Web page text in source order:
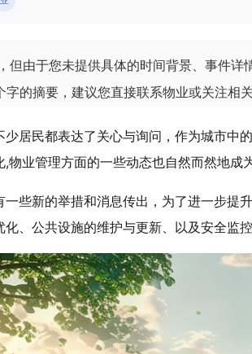
但由于您未提供具体的时间背景、事件
的摘要，建议您直接联系物业或关注相
居民都表达了关心与询问，作为城市
业管理方面的一些动态也自然而然地成
些新的举措和消息传出，为了进一步
、公共设施的维护与更新、以及安全监控